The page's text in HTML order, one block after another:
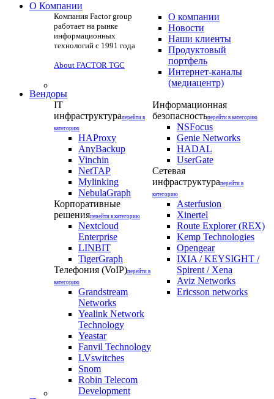
О Компании
Компания Factor group
работает на рынке
информационных
технологий с 1991 года
About FACTOR TGC
О компании
Новости
Наши клиенты
Продуктовый
портфель
Интернет-каналы
(медиацентр)
Вендоры
IT
инфраструктураперейти в
категорию
HAProxy
AnyBackup
Vinchin
NetTAP
Mylinking
NebulaGraph
Корпоративные
решенияперейти в категорию
Nextcloud
Enterprise
LINBIT
TigerGraph
Телефония (VoIP)перейти в
категорию
Grandstream
Networks
Yealink Network
Technology
Yeastar
Fanvil Technology
LVswitches
Snom
Robin Telecom
Development
Информационная
безопасностьперейти в категорию
NSFocus
Genie Networks
HADAL
UserGate
Сетевая
инфраструктураперейти в
категорию
Asterfusion
Xinertel
Route Explorer (REX)
Kemp Technologies
Opengear
IXIA / KEYSIGHT /
Spirent / Xena
Aviz Networks
Ericsson networks